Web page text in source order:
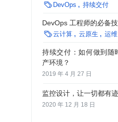
 DevOps 持续交付
DevOps 工程师的必备
云计算 云原生 运维
持续交付：如何做到随
产环境？
2019 年 4 月 27 日
监控设计，让一切都有
2020 年 12 月 18 日